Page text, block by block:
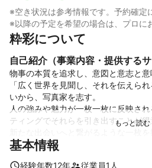
※空き状況は参考情報です。予約確定
※以降の予定を希望の場合は、プロに
粋彩について
自己紹介（事業内容・提供するサ
物事の本質を追求し、意図と意志と意
「広く世界を見聞し、それを伝えら
いから、写真家を志す。
人の強みや魅力が一枚一枚に反映さ
ティングでそれらを引き出すことが得
これまでの実績
基本情報
経験年数12年 従業員1 人